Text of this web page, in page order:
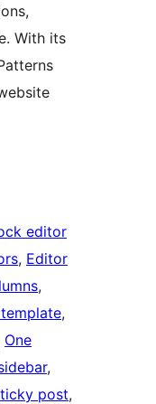
With its
editor
, Editor
One
post